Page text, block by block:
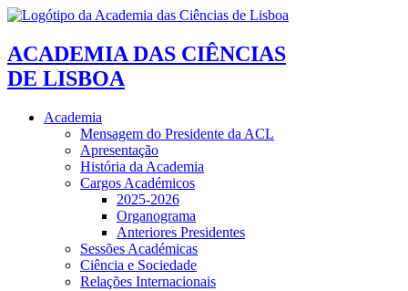
ACADEMIA DAS CIÊNCIAS
DE LISBOA
Academia
Mensagem do Presidente da ACL
Apresentação
História da Academia
Cargos Académicos
2025-2026
Organograma
Anteriores Presidentes
Sessões Académicas
Ciência e Sociedade
Relações Internacionais